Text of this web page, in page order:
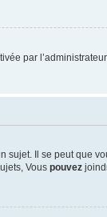
par
Il se peut que
Vous pouvez